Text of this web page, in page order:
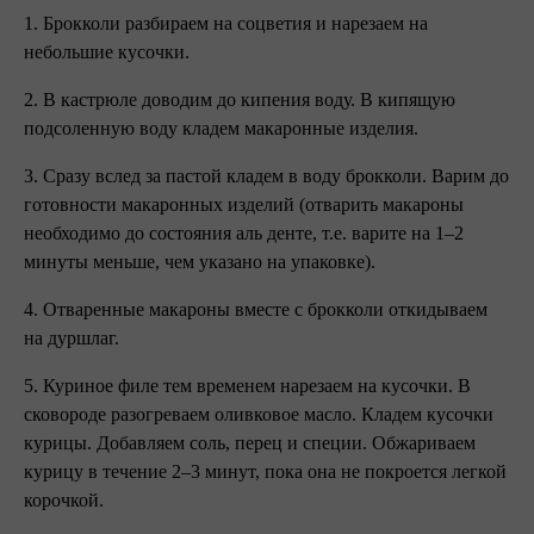
1. Брокколи разбираем на соцветия и нарезаем на
небольшие кусочки.
2. В кастрюле доводим до кипения воду. В кипящую
подсоленную воду кладем макаронные изделия.
3. Сразу вслед за пастой кладем в воду брокколи. Варим до
готовности макаронных изделий (отварить макароны
необходимо до состояния аль денте, т.е. варите на 1–2
минуты меньше, чем указано на упаковке).
4. Отваренные макароны вместе с брокколи откидываем
на дуршлаг.
5. Куриное филе тем временем нарезаем на кусочки. В
сковороде разогреваем оливковое масло. Кладем кусочки
курицы. Добавляем соль, перец и специи. Обжариваем
курицу в течение 2–3 минут, пока она не покроется легкой
корочкой.